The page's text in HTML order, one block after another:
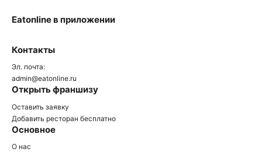
Войти
Контакты
Эл. почта:
admin@eatonline.ru
Открыть франшизу
Оставить заявку
Добавить ресторан бесплатно
Основное
О нас
Eatonline в приложении